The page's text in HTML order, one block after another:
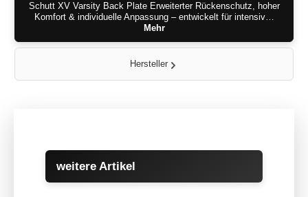
Schutt XV Varsity Back Plate Erweiterter Rückenschutz, hoher
Komfort & individuelle Anpassung – entwickelt für intensiv…
Mehr
Hersteller
Produktgalerie überspringen
weitere Artikel